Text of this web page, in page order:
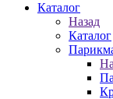
Каталог
Назад
Каталог